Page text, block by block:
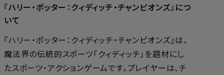
『ハリー・ポッター：クィディッチ・チャンピオンズ』につ
いて
『ハリー・ポッター：クィディッチ・チャンピオンズ』は、
魔法界の伝統的スポーツ「クィディッチ」を題材にし
たスポーツ・アクションゲームです。プレイヤーは、チ